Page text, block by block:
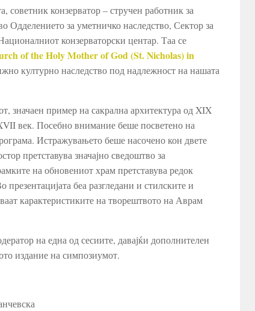
советник конзерватор – стручен работник за
Одделението за уметничко наследство, Сектор за
конзерваторски центар. Таа се
of the Holy Mother of God (St. Nicholas) in
културно наследство под надлежност на нашата
значаен пример на сакрална архитектура од XIX
век. Посебно внимание беше посветено на
Истражувањето беше насочено кон двете
претставува значајно сведоштво за
на обновениот храм претставува редок
беа разгледани и стилските и
карактеристиките на творештвото на Аврам
на една од сесиите, давајќи дополнителен
издание на симпозиумот.